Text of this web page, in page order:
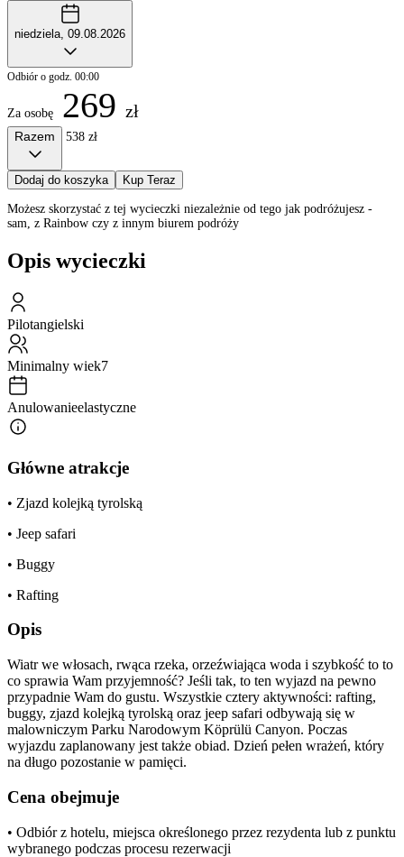
niedziela, 09.08.2026
Odbiór o godz. 00:00
Za osobę 269 zł
Razem 538 zł
Dodaj do koszyka Kup Teraz
Możesz skorzystać z tej wycieczki niezależnie od tego jak podróżujesz -
sam, z Rainbow czy z innym biurem podróży
Opis wycieczki
Pilotangielski
Minimalny wiek7
Anulowanieelastyczne
Główne atrakcje
• Zjazd kolejką tyrolską
• Jeep safari
• Buggy
• Rafting
Opis
Wiatr we włosach, rwąca rzeka, orzeźwiająca woda i szybkość to to
co sprawia Wam przyjemność? Jeśli tak, to ten wyjazd na pewno
przypadnie Wam do gustu. Wszystkie cztery aktywności: rafting,
buggy, zjazd kolejką tyrolską oraz jeep safari odbywają się w
malowniczym Parku Narodowym Köprülü Canyon. Poczas
wyjazdu zaplanowany jest także obiad. Dzień pełen wrażeń, który
na długo pozostanie w pamięci.
Cena obejmuje
• Odbiór z hotelu, miejsca określonego przez rezydenta lub z punktu
wybranego podczas procesu rezerwacji